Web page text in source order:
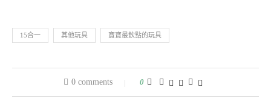
15合一 其他玩具 寶寶最欽點的玩具
0 comments 0